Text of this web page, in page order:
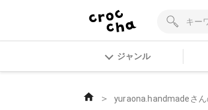
ジャンル
＞ yuraona.handmadeさん